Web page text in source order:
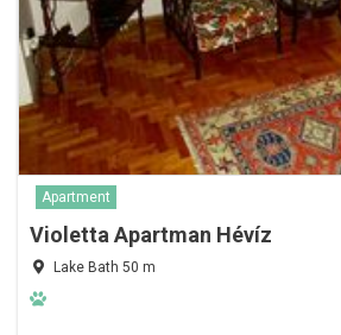
Apartment
Violetta Apartman Hévíz
Lake Bath 50 m